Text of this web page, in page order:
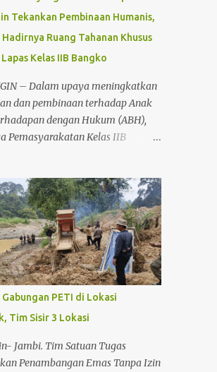
Tekankan Pembinaan Humanis,
Ruang Tahanan Khusus
Kelas IIB Bangko
– Dalam upaya meningkatkan
dan pembinaan terhadap Anak
dengan Hukum (ABH),
Pemasyarakatan Kelas IIB
Khusus Anak, Senin (22/6/2026)
11.00 WIB. Kegiatan tersebut
di Lapas Kelas IIB Bangko dan
Forum Koordinasi Pimpinan
serta aparat penegak
Kabupaten Merangin. Koordinasi
dilakukan sebagai bentuk
antarinstansi dalam mendukung
fasilitas khusus bagi
berhadapan dengan hukum.
ruang tahanan khusus anak
Gabungan PETI di Lokasi
Tim Sisir 3 Lokasi
Jambi. Tim Satuan Tugas
Penambangan Emas Tanpa Izin